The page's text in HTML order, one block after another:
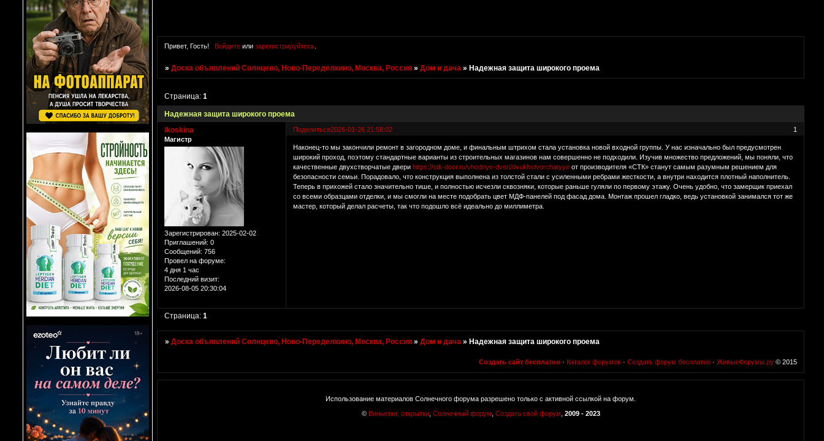
Привет, Гость! Войдитеили зарегистрируйтесь.
»Доска объявлений Солнцево, Ново-Переделкино, Москва, Россия »Дом и дача »Надежная защита широкого проема
Надежная защита широкого проема
Страница:1
Поделиться 1
2026-01-26 21:58:02
lkoskina
Магистр
Зарегистрирован: 2025-02-02
Приглашений: 0
Сообщений: 756
Провел на форуме:
4 дня 1 час
Последний визит:
2026-08-05 20:30:04
Наконец-то мы закончили ремонт в загородном доме, и финальным штрихом стала установка новой входной группы. У нас изначально был предусмотрен
широкий проход, поэтому стандартные варианты из строительных магазинов нам совершенно не подходили. Изучив множество предложений, мы поняли, что
качественные двухстворчатые двери https://stk-door.ru/vhodnye-dveri/dvukhstvorchatyye от производителя «СТК» станут самым разумным решением для
безопасности семьи. Порадовало, что конструкция выполнена из толстой стали с усиленными ребрами жесткости, а внутри находится плотный наполнитель.
Теперь в прихожей стало значительно тише, и полностью исчезли сквозняки, которые раньше гуляли по первому этажу. Очень удобно, что замерщик приехал
со всеми образцами отделки, и мы смогли на месте подобрать цвет МДФ-панелей под фасад дома. Монтаж прошел гладко, ведь установкой занимался тот же
мастер, который делал расчеты, так что подошло всё идеально до миллиметра.
Страница:1
»Доска объявлений Солнцево, Ново-Переделкино, Москва, Россия »Дом и дача »Надежная защита широкого проема
Создать сайт бесплатно · Каталог форумов · Создать форум бесплатно · ЖивыеФорумы.ру © 2015
Использование материалов Солнечного форума разрешено только с активной ссылкой на форум.
© Виньетки, открытки, Солнечный форум Создать свой форум 2009 - 2023